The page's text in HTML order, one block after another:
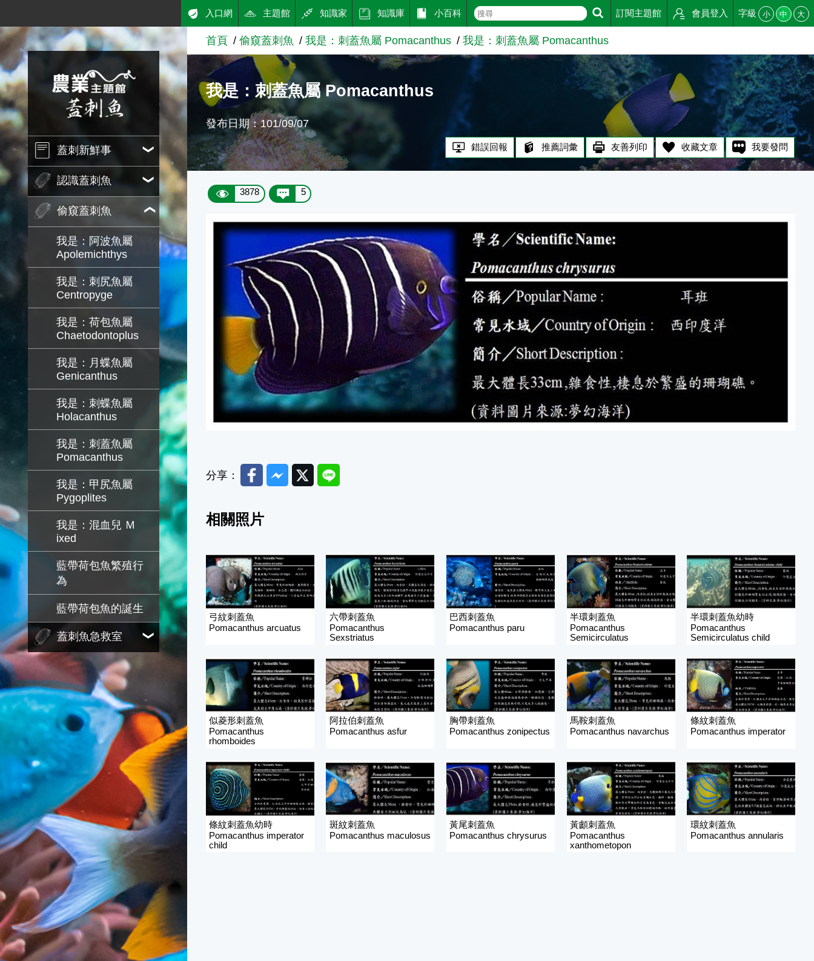
跳到主要內容
農業知識入口網
蓋刺新鮮事
認識蓋刺魚
偷窺蓋刺魚
我是：阿波魚屬
Apolemichthys
我是：刺尻魚屬
Centropyge
我是：荷包魚屬
Chaetodontoplus
我是：月蝶魚屬
Genicanthus
我是：刺蝶魚屬
Holacanthus
我是：刺蓋魚屬
Pomacanthus
我是：甲尻魚屬
Pygoplites
我是：混血兒 Ｍ
ixed
藍帶荷包魚繁殖行
為
藍帶荷包魚的誕生
蓋刺魚急救室
入口網 主題館 知識家 知識庫 小百科 訂閱主題館 會員登入 字級 小 中 大
首頁 偷窺蓋刺魚 我是：刺蓋魚屬 Pomacanthus 我是：刺蓋魚屬 Pomacanthus
我是：刺蓋魚屬 Pomacanthus
發布日期：101/09/07
錯誤回報 推薦詞彙 友善列印 收藏文章 我要發問
3878 5
分享： FacebookMessenger
TwitterLine
相關照片
弓紋刺蓋魚
Pomacanthus arcuatus
六帶刺蓋魚
Pomacanthus
Sexstriatus
巴西刺蓋魚
Pomacanthus paru
半環刺蓋魚
Pomacanthus
Semicirculatus
半環刺蓋魚幼時
Pomacanthus
Semicirculatus child
似菱形刺蓋魚
Pomacanthus
rhomboides
阿拉伯刺蓋魚
Pomacanthus asfur
胸帶刺蓋魚
Pomacanthus zonipectus
馬鞍刺蓋魚
Pomacanthus navarchus
條紋刺蓋魚
Pomacanthus imperator
條紋刺蓋魚幼時
Pomacanthus imperator
child
斑紋刺蓋魚
Pomacanthus maculosus
黃尾刺蓋魚
Pomacanthus chrysurus
黃顱刺蓋魚
Pomacanthus
xanthometopon
環紋刺蓋魚
Pomacanthus annularis